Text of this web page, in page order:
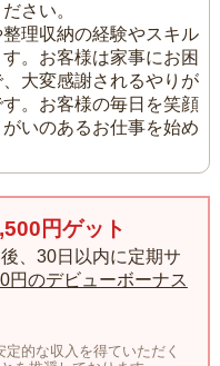
さい。
理収納の経験やスキル
。お客様は家事にお困
大変感謝されるやりが
。お客様の毎日を笑顔
いのあるお仕事を始め
円ゲット
、30日以内に定期サ
円のデビューボーナス
的な収入を得ていただく